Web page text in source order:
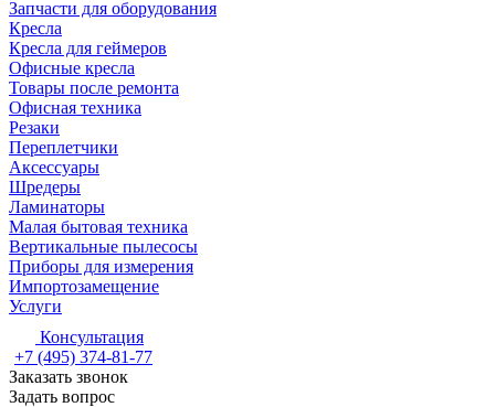
Запчасти для оборудования
Кресла
Кресла для геймеров
Офисные кресла
Товары после ремонта
Офисная техника
Резаки
Переплетчики
Аксессуары
Шредеры
Ламинаторы
Малая бытовая техника
Вертикальные пылесосы
Приборы для измерения
Импортозамещение
Услуги
Консультация
+7 (495) 374-81-77
Заказать звонок
Задать вопрос